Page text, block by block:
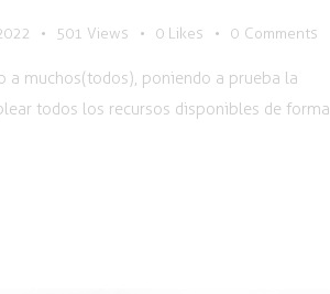
501 Views 0 Likes 0 Comments
a muchos(todos), poniendo a prueba la
todos los recursos disponibles de forma